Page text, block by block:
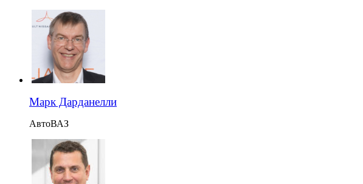
Марк Дарданелли
АвтоВАЗ